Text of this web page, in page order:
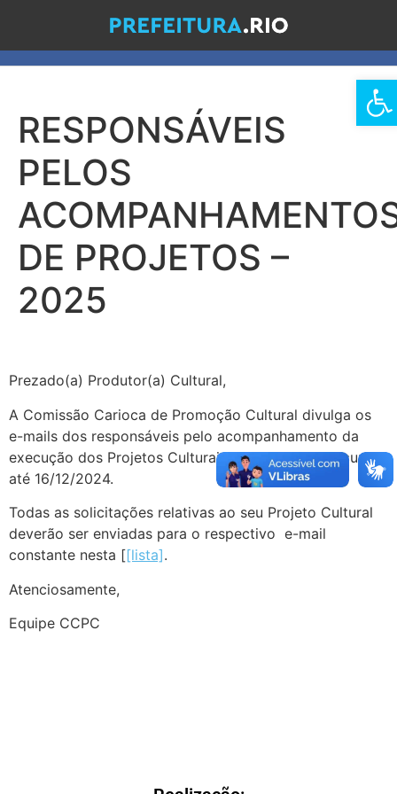
Barra
RESPONSÁVEIS
PELOS
DE PROJETOS –
2025
Prezado(a) Produtor(a) Cultural,
A Comissão Carioca de Promoção Cultural divulga os
e-mails dos responsáveis pelo acompanhamento da
execução dos Projetos Culturais que captaram recursos
até 16/12/2024.
Todas as solicitações relativas ao seu Projeto Cultural
deverão ser enviadas para o respectivo e-mail
constante nesta [[lista].
Atenciosamente,
Equipe CCPC